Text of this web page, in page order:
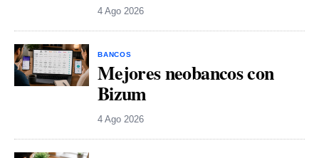
4 Ago 2026
BANCOS
Mejores neobancos con
Bizum
4 Ago 2026